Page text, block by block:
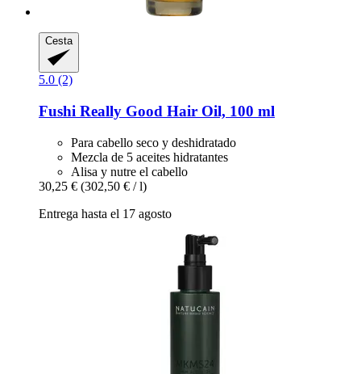
Cesta
5.0 (2)
Fushi Really Good Hair Oil, 100 ml
Para cabello seco y deshidratado
Mezcla de 5 aceites hidratantes
Alisa y nutre el cabello
30,25 € (302,50 € / l)
Entrega hasta el 17 agosto